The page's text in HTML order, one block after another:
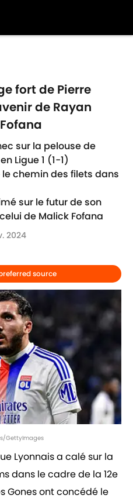
fort de Pierre
de Rayan
sur la pelouse de
Ligue 1 (1-1)
chemin des filets dans
sur le futur de son
de Malick Fofana
2024
source
GettyImages
Lyonnais a calé sur la
dans le cadre de la 12e
Gones ont concédé le